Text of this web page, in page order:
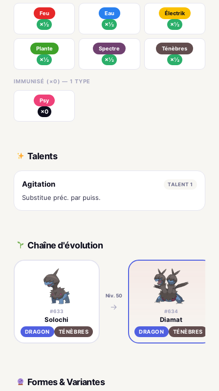
Feu
×½
Eau
×½
Électrik
×½
Plante
×½
Spectre
×½
Ténèbres
×½
IMMUNISÉ (×0) — 1 TYPE
Psy
×0
Talents
Agitation TALENT 1
Substitue préc. par puiss.
Chaîne d'évolution
#633
Solochi
DRAGON TÉNÈBRES
Niv. 50
→ #634
Diamat
DRAGON TÉNÈBRES
Formes & Variantes